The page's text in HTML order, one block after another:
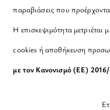
παραβιάσεις που
Η επισκεψιμότητα μετριέται
cookies ή αποθήκευση
με τον Κανονισμό (ΕΕ)